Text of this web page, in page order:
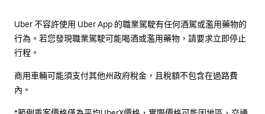
Uber 不容許使用 Uber App 的職業駕駛有任何酒駕或濫用藥物的
行為。若您發現職業駕駛可能喝酒或濫用藥物，請要求立即停止
行程。
商用車輛可能須支付其他州政府稅金，且稅額不包含在過路費
內。